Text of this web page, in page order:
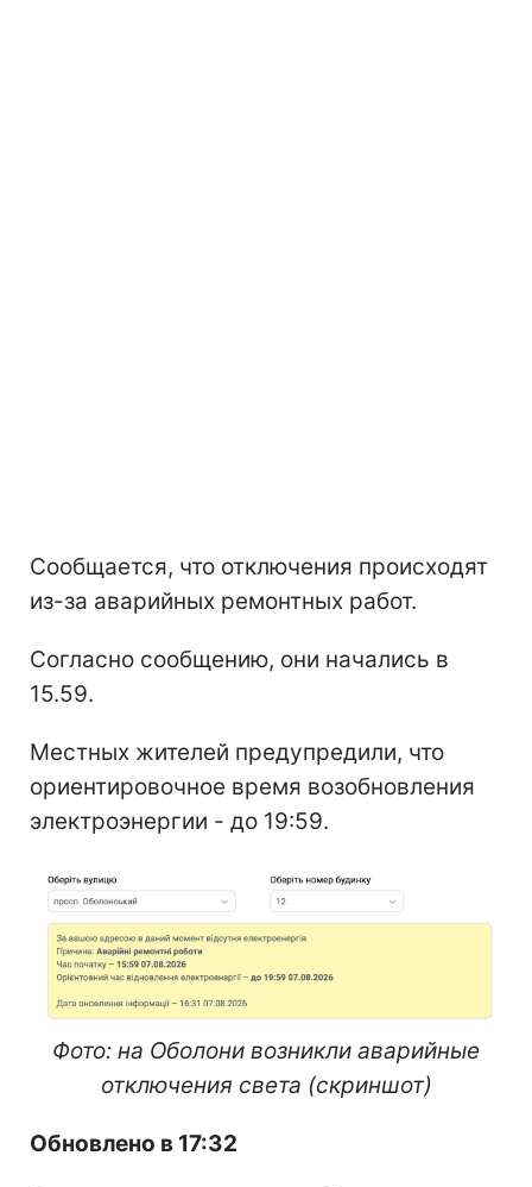
Сообщается, что отключения происходят
из-за аварийных ремонтных работ.
Согласно сообщению, они начались в
15.59.
Местных жителей предупредили, что
ориентировочное время возобновления
электроэнергии - до 19:59.
Фото: на Оболони возникли аварийные
отключения света (скриншот)
Обновлено в 17:32